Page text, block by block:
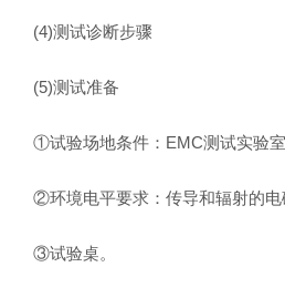
(4)测试诊断步骤
(5)测试准备
①试验场地条件：EMC测试实验
②环境电平要求：传导和辐射的
③试验桌。